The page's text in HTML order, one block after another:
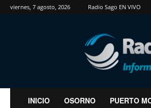
viernes, 7 agosto, 2026 Radio Sago EN VIVO
RadioSago
INICIO OSORNO PUERTO